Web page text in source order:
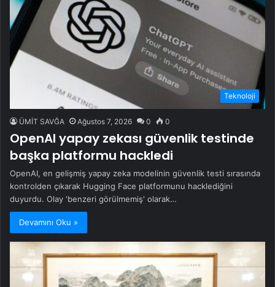
Teknoloji
ÜMİT SAVĞA Ağustos 7, 2026 0 0
OpenAI yapay zekası güvenlik testinde
başka platformu hackledi
OpenAI, en gelişmiş yapay zeka modelinin güvenlik testi sırasında
kontrolden çıkarak Hugging Face platformunu hacklediğini
duyurdu. Olay 'benzeri görülmemiş' olarak…
Devamını Oku »